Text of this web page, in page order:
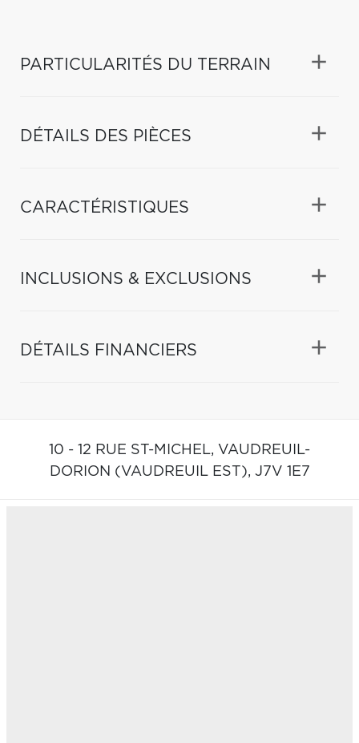
PARTICULARITÉS DU TERRAIN
DÉTAILS DES PIÈCES
CARACTÉRISTIQUES
INCLUSIONS & EXCLUSIONS
DÉTAILS FINANCIERS
10 - 12 RUE ST-MICHEL, VAUDREUIL-
DORION (VAUDREUIL EST), J7V 1E7